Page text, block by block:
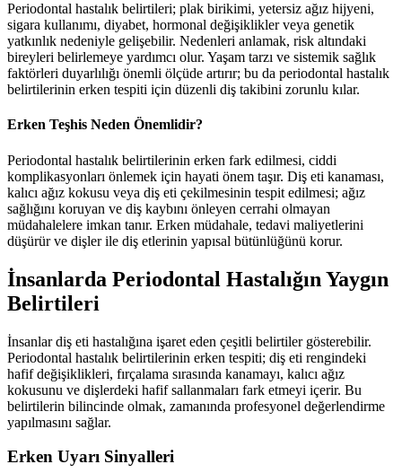
Periodontal hastalık belirtileri; plak birikimi, yetersiz ağız hijyeni,
sigara kullanımı, diyabet, hormonal değişiklikler veya genetik
yatkınlık nedeniyle gelişebilir. Nedenleri anlamak, risk altındaki
bireyleri belirlemeye yardımcı olur. Yaşam tarzı ve sistemik sağlık
faktörleri duyarlılığı önemli ölçüde artırır; bu da periodontal hastalık
belirtilerinin erken tespiti için düzenli diş takibini zorunlu kılar.
Erken Teşhis Neden Önemlidir?
Periodontal hastalık belirtilerinin erken fark edilmesi, ciddi
komplikasyonları önlemek için hayati önem taşır. Diş eti kanaması,
kalıcı ağız kokusu veya diş eti çekilmesinin tespit edilmesi; ağız
sağlığını koruyan ve diş kaybını önleyen cerrahi olmayan
müdahalelere imkan tanır. Erken müdahale, tedavi maliyetlerini
düşürür ve dişler ile diş etlerinin yapısal bütünlüğünü korur.
İnsanlarda Periodontal Hastalığın Yaygın
Belirtileri
İnsanlar diş eti hastalığına işaret eden çeşitli belirtiler gösterebilir.
Periodontal hastalık belirtilerinin erken tespiti; diş eti rengindeki
hafif değişiklikleri, fırçalama sırasında kanamayı, kalıcı ağız
kokusunu ve dişlerdeki hafif sallanmaları fark etmeyi içerir. Bu
belirtilerin bilincinde olmak, zamanında profesyonel değerlendirme
yapılmasını sağlar.
Erken Uyarı Sinyalleri